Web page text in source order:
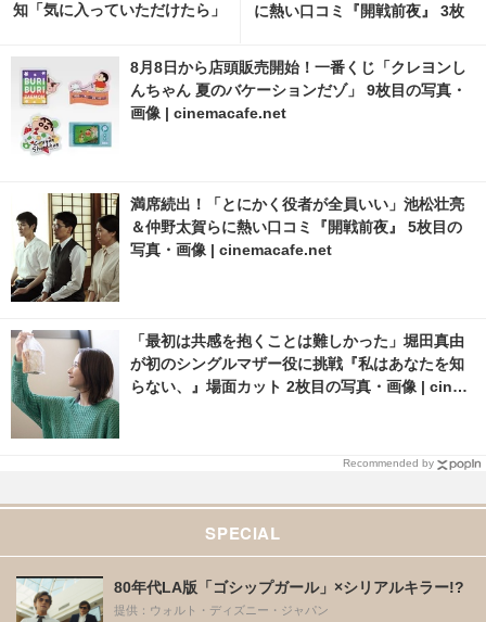
知「気に入っていただけたら」
に熱い口コミ『開戦前夜』 3枚
net
8月8日から店頭販売開始！一番くじ「クレヨンし
んちゃん 夏のバケーションだゾ」 9枚目の写真・
画像 | cinemacafe.net
満席続出！「とにかく役者が全員いい」池松壮亮
＆仲野太賀らに熱い口コミ『開戦前夜』 5枚目の
写真・画像 | cinemacafe.net
「最初は共感を抱くことは難しかった」堀田真由
が初のシングルマザー役に挑戦『私はあなたを知
らない、』場面カット 2枚目の写真・画像 | cinem
Recommended by
SPECIAL
80年代LA版「ゴシップガール」×シリアルキラー!?
提供：ウォルト・ディズニー・ジャパン